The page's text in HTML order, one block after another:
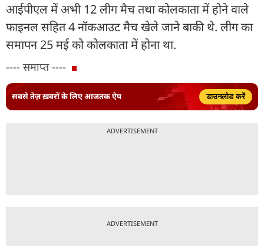
आईपीएल में अभी 12 लीग मैच तथा कोलकाता में होने वाले
फाइनल सहित 4 नॉकआउट मैच खेले जाने बाकी थे. लीग का
समापन 25 मई को कोलकाता में होना था.
---- समाप्त ----
सबसे तेज़ ख़बरों के लिए आजतक ऐप डाउनलोड करें
ADVERTISEMENT
ADVERTISEMENT